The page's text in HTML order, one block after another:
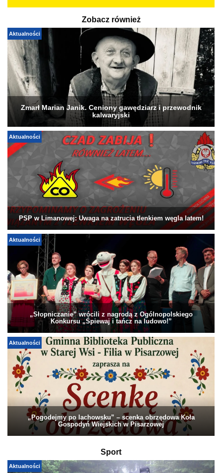
Zobacz również
Aktualności
Zmarł Marian Janik. Ceniony gawędziarz i przewodnik
kalwaryjski
Aktualności
PSP w Limanowej: Uwaga na zatrucia tlenkiem węgla latem!
Aktualności
„Słopniczanie” wrócili z nagrodą z Ogólnopolskiego
Konkursu „Śpiewaj i tańcz na ludowo!”
Aktualności
„Pogodejmy po lachowsku” – scenka obrzędowa Koła
Gospodyń Wiejskich w Pisarzowej
Sport
Aktualności